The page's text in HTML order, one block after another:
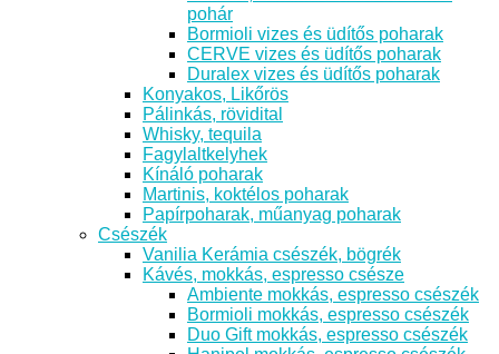
pohár
Bormioli vizes és üdítős poharak
CERVE vizes és üdítős poharak
Duralex vizes és üdítős poharak
Konyakos, Likőrös
Pálinkás, rövidital
Whisky, tequila
Fagylaltkelyhek
Kínáló poharak
Martinis, koktélos poharak
Papírpoharak, műanyag poharak
Csészék
Vanilia Kerámia csészék, bögrék
Kávés, mokkás, espresso csésze
Ambiente mokkás, espresso csészék
Bormioli mokkás, espresso csészék
Duo Gift mokkás, espresso csészék